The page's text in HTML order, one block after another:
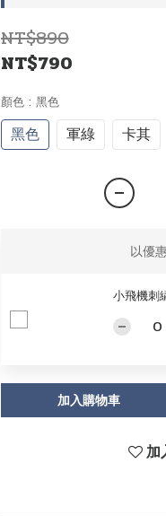
NT$890
NT$790
顏色 : 黑色
黑色 軍綠 卡其
以優
小飛機刺
加入購物車
加